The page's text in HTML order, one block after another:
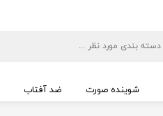
شوینده صورت ضد آفتاب